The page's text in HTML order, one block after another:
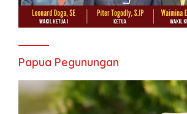
Papua Pegunungan